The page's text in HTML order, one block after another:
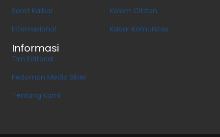
Sorot Kalbar
Internasional
Kolom Citizen
Kabar Komunitas
Informasi
Tim Editorial
Pedoman Media Siber
Tentang Kami